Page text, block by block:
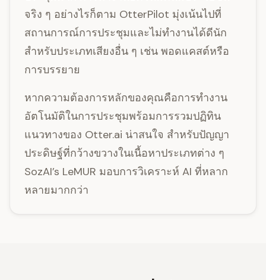
จริง ๆ อย่างไรก็ตาม OtterPilot มุ่งเน้นไปที่
สถานการณ์การประชุมและไม่ทำงานได้ดีนัก
สำหรับประเภทเสียงอื่น ๆ เช่น พอดแคสต์หรือ
การบรรยาย
หากความต้องการหลักของคุณคือการทำงาน
อัตโนมัติในการประชุมพร้อมการรวมปฏิทิน
แนวทางของ Otter.ai น่าสนใจ สำหรับปัญญา
ประดิษฐ์ที่กว้างขวางในเนื้อหาประเภทต่าง ๆ
SozAI’s LeMUR มอบการวิเคราะห์ AI ที่หลาก
หลายมากกว่า